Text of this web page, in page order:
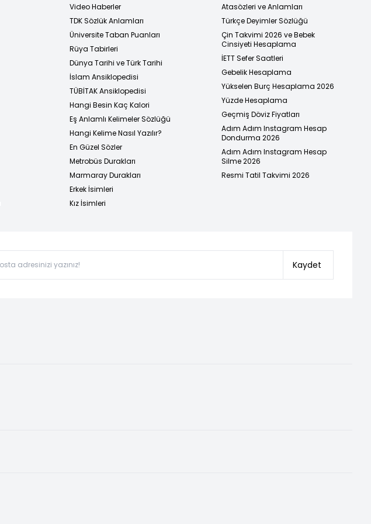
Video Haberler
TDK Sözlük Anlamları
Üniversite Taban Puanları
Rüya Tabirleri
Dünya Tarihi ve Türk Tarihi
İslam Ansiklopedisi
TÜBİTAK Ansiklopedisi
Hangi Besin Kaç Kalori
Eş Anlamlı Kelimeler Sözlüğü
Hangi Kelime Nasıl Yazılır?
En Güzel Sözler
Metrobüs Durakları
Marmaray Durakları
Erkek İsimleri
Kız İsimleri
Atasözleri ve Anlamları
Türkçe Deyimler Sözlüğü
Çin Takvimi 2026 ve Bebek
Cinsiyeti Hesaplama
İETT Sefer Saatleri
Gebelik Hesaplama
Yükselen Burç Hesaplama 2026
Yüzde Hesaplama
Geçmiş Döviz Fiyatları
Adım Adım Instagram Hesap
Dondurma 2026
Adım Adım Instagram Hesap
Silme 2026
Resmi Tatil Takvimi 2026
Kaydet